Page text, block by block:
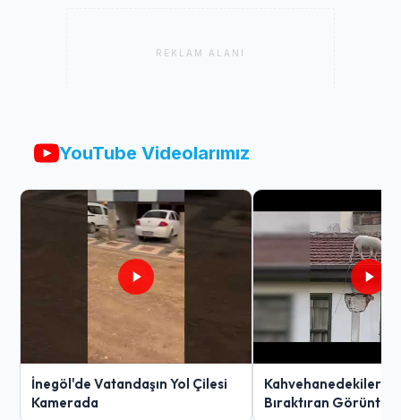
REKLAM ALANI
YouTube Videolarımız
İnegöl'de Vatandaşın Yol Çilesi
Kamerada
Kahvehanedekiler
Bıraktıran Görüntü!